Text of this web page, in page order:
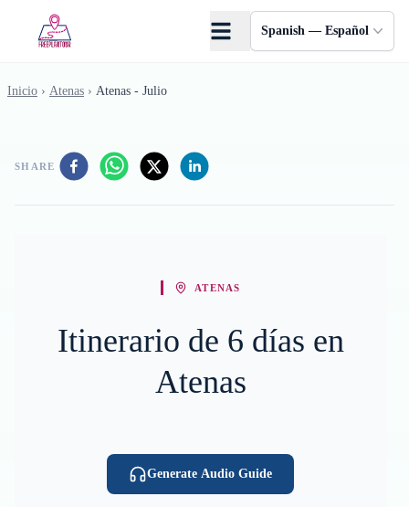
Spanish — Español
Inicio › Atenas › Atenas - Julio
SHARE
ATENAS
Itinerario de 6 días en
Atenas
Generate Audio Guide